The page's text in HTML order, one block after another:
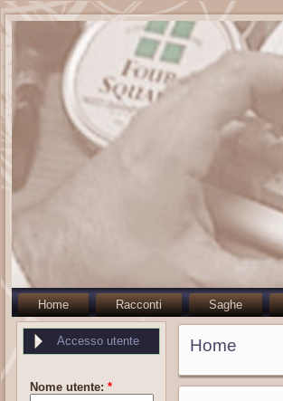
Home Racconti Saghe
Accesso utente
Nome utente: *
Home